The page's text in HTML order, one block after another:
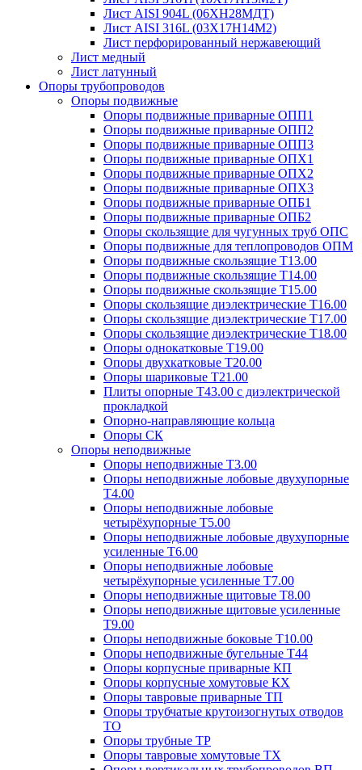
Лист AISI 904L (06ХН28МДТ)
Лист AISI 316L (03Х17Н14М2)
Лист перфорированный нержавеющий
Лист медный
Лист латунный
Опоры трубопроводов
Опоры подвижные
Опоры подвижные приварные ОПП1
Опоры подвижные приварные ОПП2
Опоры подвижные приварные ОПП3
Опоры подвижные приварные ОПХ1
Опоры подвижные приварные ОПХ2
Опоры подвижные приварные ОПХ3
Опоры подвижные приварные ОПБ1
Опоры подвижные приварные ОПБ2
Опоры скользящие для чугунных труб ОПС
Опоры подвижные для теплопроводов ОПМ
Опоры подвижные скользящие Т13.00
Опоры подвижные скользящие Т14.00
Опоры подвижные скользящие Т15.00
Опоры скользящие диэлектрические Т16.00
Опоры скользящие диэлектрические Т17.00
Опоры скользящие диэлектрические Т18.00
Опоры однокатковые Т19.00
Опоры двухкатковые Т20.00
Опоры шариковые Т21.00
Плиты опорные Т43.00 с диэлектрической
прокладкой
Опорно-направляющие кольца
Опоры СК
Опоры неподвижные
Опоры неподвижные Т3.00
Опоры неподвижные лобовые двухупорные
Т4.00
Опоры неподвижные лобовые
четырёхупорные Т5.00
Опоры неподвижные лобовые двухупорные
усиленные Т6.00
Опоры неподвижные лобовые
четырёхупорные усиленные Т7.00
Опоры неподвижные щитовые Т8.00
Опоры неподвижные щитовые усиленные
Т9.00
Опоры неподвижные боковые Т10.00
Опоры неподвижные бугельные Т44
Опоры корпусные приварные КП
Опоры корпусные хомутовые КХ
Опоры тавровые приварные ТП
Опоры трубчатые крутоизогнутых отводов
ТО
Опоры трубные ТР
Опоры тавровые хомутовые ТХ